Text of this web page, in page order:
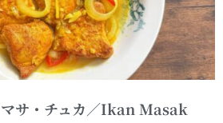
マサ・チュカ／Ikan Masak